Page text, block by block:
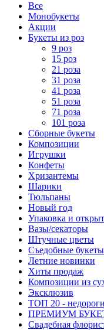
Все
Монобукеты
Акции
Букеты из роз
9 роз
15 роз
21 роза
31 роза
41 роза
51 роза
71 роза
101 роза
Сборные букеты
Композиции
Игрушки
Конфеты
Хризантемы
Шарики
Тюльпаны
Новый год
Упаковка и
Вазы/секаторы
Штучные цветы
Съедобные букеты
Летние новинки
Хиты продаж
Композиции из
Эксклюзив
ТОП 20 -
ПРЕМИУМ
Свадебная